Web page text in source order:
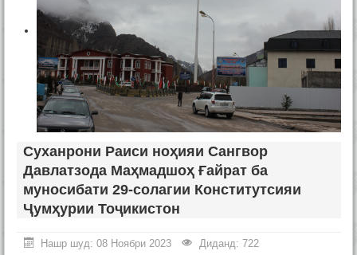
Суханрони Раиси ноҳияи Сангвор
Давлатзода Маҳмадшоҳ Ғайрат ба
муносибати 29-солагии Конститутсияи
Ҷумҳурии Тоҷикистон
Нашр шуд: 08 Ноябри 2023 Диданд: 722